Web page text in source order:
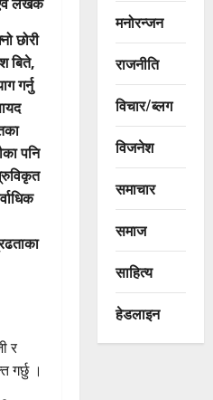
छोरी
बिते,
गर्नु
पनि
र
गर्छु ।
मनोरन्जन
राजनीति
विचार/ब्लग
विजनेश
समाचार
समाज
साहित्य
हेडलाइन